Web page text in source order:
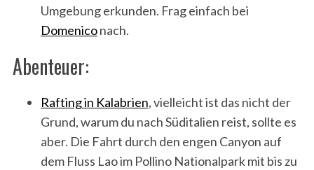
Umgebung erkunden. Frag einfach bei
Domeniconach.
Abenteuer:
Rafting in Kalabrien, vielleicht ist das nicht der
Grund, warum du nach Süditalien reist, sollte es
aber. Die Fahrt durch den engen Canyon auf
dem Fluss Lao im Pollino Nationalpark mit bis zu